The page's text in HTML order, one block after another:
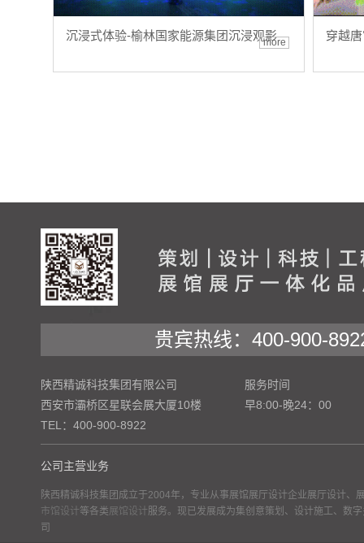
沉浸式体验-榆林国家能源集团沉浸观影
more 穿越
贵宾热线：400-900-
陕西精诚科技集团有限公司
西安市灞桥区星联会展大厦10楼
TEL：400-900-8922
服务时间
早8:00-晚24：00
公司主营业务
陕西精诚科技集团成立于2004年，专业从事展馆展厅设计企业展厅设计、
市馆设计等各类 展馆设计 服务。现已发展成为集创意策划、设计施工、数
司